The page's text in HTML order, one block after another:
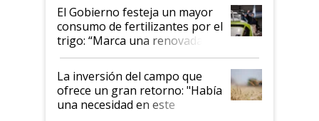
El Gobierno festeja un mayor
consumo de fertilizantes por el
trigo: “Marca una renovada
confianza de los productores”
La inversión del campo que
ofrece un gran retorno: "Había
una necesidad en este